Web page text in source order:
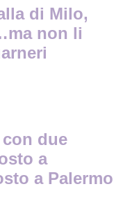
di Milo,
non li
due
a
a Palermo